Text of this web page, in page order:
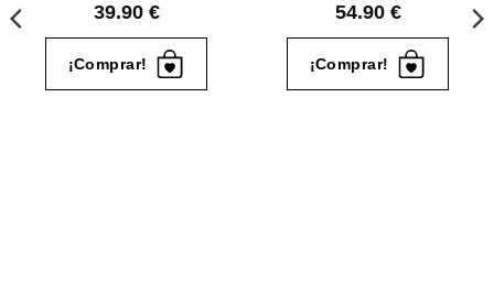
39.90 €
¡Comprar!
54.90 €
¡Comprar!